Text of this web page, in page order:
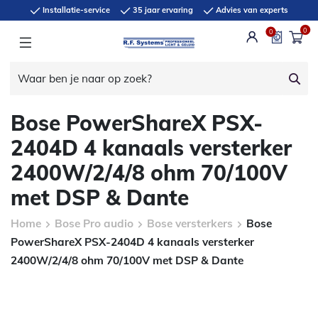
Installatie-service 35 jaar ervaring Advies van experts
0 0
Bose PowerShareX PSX-
2404D 4 kanaals versterker
2400W/2/4/8 ohm 70/100V
met DSP & Dante
Home Bose Pro audio Bose versterkers
Bose
PowerShareX PSX-2404D 4 kanaals versterker
2400W/2/4/8 ohm 70/100V met DSP & Dante